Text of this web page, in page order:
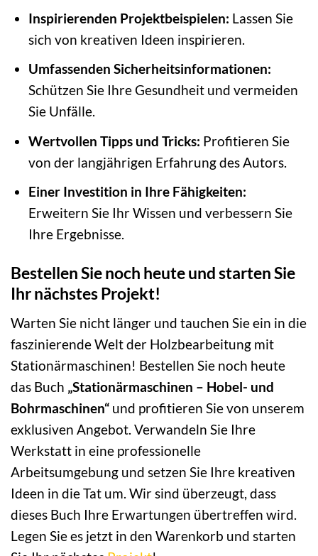
Inspirierenden Projektbeispielen: Lassen Sie
sich von kreativen Ideen inspirieren.
Umfassenden Sicherheitsinformationen:
Schützen Sie Ihre Gesundheit und vermeiden
Sie Unfälle.
Wertvollen Tipps und Tricks: Profitieren Sie
von der langjährigen Erfahrung des Autors.
Einer Investition in Ihre Fähigkeiten:
Erweitern Sie Ihr Wissen und verbessern Sie
Ihre Ergebnisse.
Bestellen Sie noch heute und starten Sie
Ihr nächstes Projekt!
Warten Sie nicht länger und tauchen Sie ein in die
faszinierende Welt der Holzbearbeitung mit
Stationärmaschinen! Bestellen Sie noch heute
das Buch „Stationärmaschinen – Hobel- und
Bohrmaschinen“ und profitieren Sie von unserem
exklusiven Angebot. Verwandeln Sie Ihre
Werkstatt in eine professionelle
Arbeitsumgebung und setzen Sie Ihre kreativen
Ideen in die Tat um. Wir sind überzeugt, dass
dieses Buch Ihre Erwartungen übertreffen wird.
Legen Sie es jetzt in den Warenkorb und starten